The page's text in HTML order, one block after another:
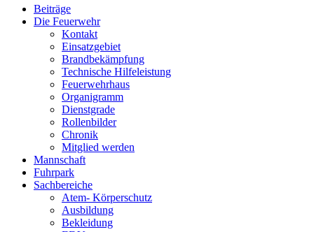
Beiträge
Die Feuerwehr
Kontakt
Einsatzgebiet
Brandbekämpfung
Technische Hilfeleistung
Feuerwehrhaus
Organigramm
Dienstgrade
Rollenbilder
Chronik
Mitglied werden
Mannschaft
Fuhrpark
Sachbereiche
Atem- Körperschutz
Ausbildung
Bekleidung